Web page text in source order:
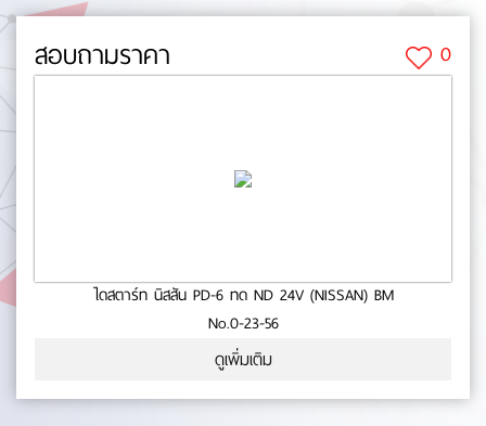
สอบถามราคา 0
ไดสตาร์ท นิสสัน PD-6 ทด ND 24V (NISSAN) BM
No.0-23-56
ดูเพิ่มเติม